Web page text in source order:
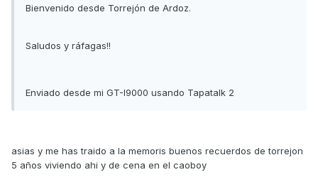
Bienvenido desde Torrejón de Ardoz.
Saludos y ráfagas!!
Enviado desde mi GT-I9000 usando Tapatalk 2
asias y me has traido a la memoris buenos recuerdos de torrejon
5 años viviendo ahi y de cena en el caoboy